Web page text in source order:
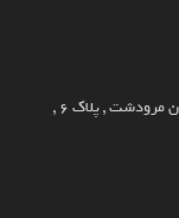
آدرس : تهران ، ضلع شمالی فلکه دوم صادقیه , خیابان مرودشت , پلاک ۶ ,